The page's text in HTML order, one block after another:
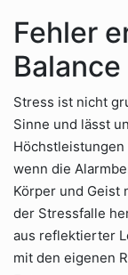
Fehler
Stress ist nicht
Sinne und lässt
wenn die
Körper und Geist
der Stressfalle
aus reflektierter
mit den eigenen